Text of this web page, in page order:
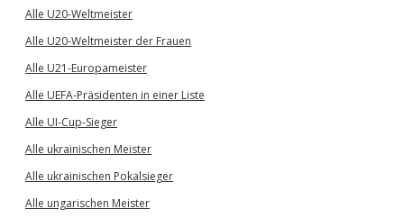
Alle U20-Weltmeister
Alle U20-Weltmeister der Frauen
Alle U21-Europameister
Alle UEFA-Präsidenten in einer Liste
Alle UI-Cup-Sieger
Alle ukrainischen Meister
Alle ukrainischen Pokalsieger
Alle ungarischen Meister